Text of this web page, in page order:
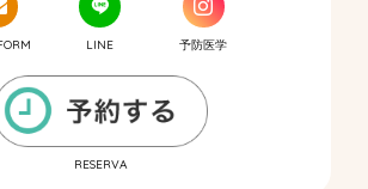
LINE 予防医学
RESERVA